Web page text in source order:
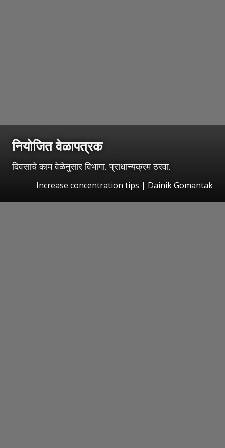
नियोजित वेळापत्रक
दिवसाचे काम वेळेनुसार विभागा. प्राधान्यक्रम ठरवा.
Increase concentration tips | Dainik Gomantak